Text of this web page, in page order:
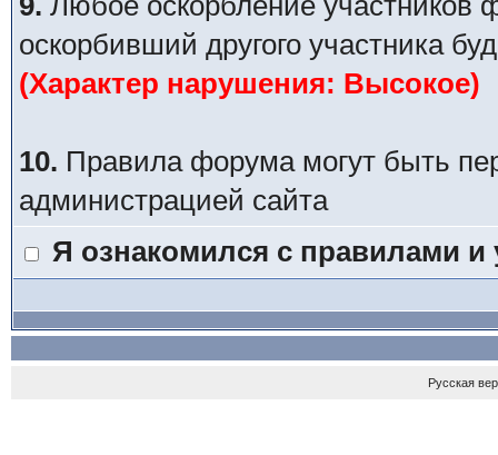
оскорбивший другого участника
(Характер нарушения: Высокое)
10. Правила форума могут быть
администрацией сайта
Я ознакомился с правилами
Русская